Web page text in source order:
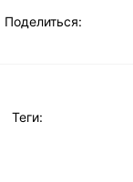
Поделиться:
Теги: